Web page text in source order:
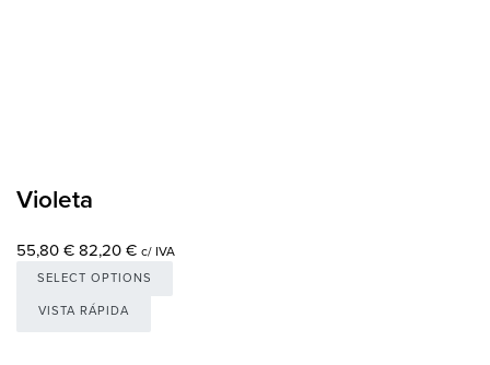
Violeta
55,80 € 82,20 € c/ IVA
SELECT OPTIONS
VISTA RÁPIDA